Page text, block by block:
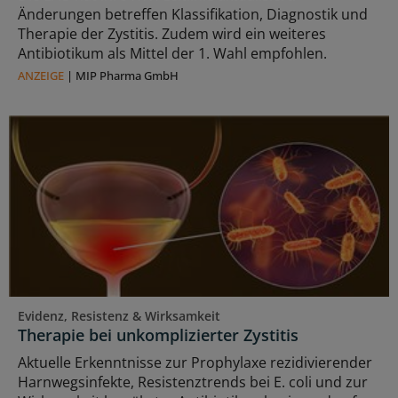
Änderungen betreffen Klassifikation, Diagnostik und
Therapie der Zystitis. Zudem wird ein weiteres
Antibiotikum als Mittel der 1. Wahl empfohlen.
ANZEIGE | MIP Pharma GmbH
Evidenz, Resistenz & Wirksamkeit
Therapie bei unkomplizierter Zystitis
Aktuelle Erkenntnisse zur Prophylaxe rezidivierender
Harnwegsinfekte, Resistenztrends bei E. coli und zur